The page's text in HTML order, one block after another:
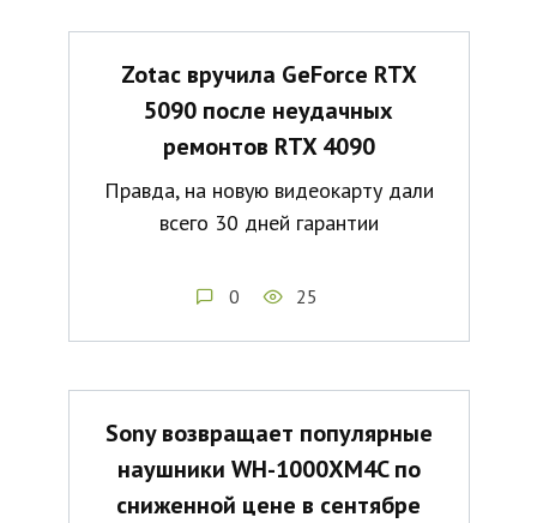
Zotac вручила GeForce RTX
5090 после неудачных
ремонтов RTX 4090
Правда, на новую видеокарту дали
всего 30 дней гарантии
0 25
Sony возвращает популярные
наушники WH-1000XM4C по
сниженной цене в сентябре